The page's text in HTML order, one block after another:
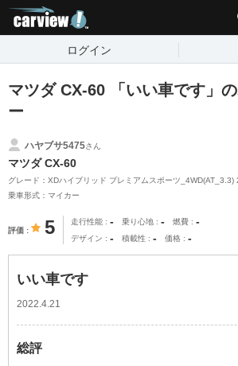
ログイン
マツダ CX-60 「いい車です」
ー
ハヤブサ5475さん
マツダ CX-60
グレード：XDハイブリッド プレミアムスポーツ_4WD(AT_3.3)
乗車形式：マイカー
評価 5 走行性能 - 乗り心地 - 燃費 -
デザイン - 積載性 - 価格 -
いい車です
2022.4.21
総評